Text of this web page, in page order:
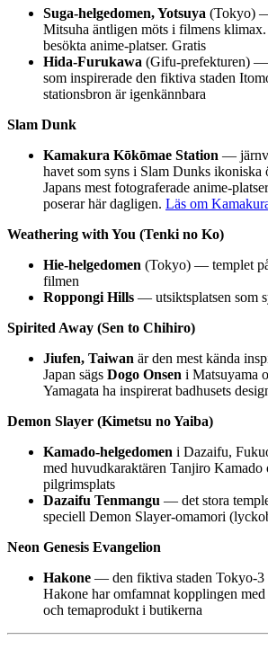
Suga-helgedomen, Yotsuya (Tokyo)
Mitsuha äntligen möts i filmens
besökta anime-platser. Gratis
Hida-Furukawa (Gifu-prefekturen) —
som inspirerade den fiktiva staden
stationsbron är igenkännbara
Slam Dunk
Kamakura Kōkōmae Station —
havet som syns i Slam Dunks ikoniska
Japans mest fotograferade anime-
poserar här dagligen. Läs om
Weathering with You (Tenki no Ko)
Hie-helgedomen (Tokyo) — templet
filmen
Roppongi Hills — utsiktsplatsen som
Spirited Away (Sen to Chihiro)
Jiufen, Taiwan är den mest kända
Japan sägs Dogo Onsen i Matsuyama
Yamagata ha inspirerat badhusets
Demon Slayer (Kimetsu no Yaiba)
Kamado-helgedomen i Dazaifu,
med huvudkaraktären Tanjiro Kamado
pilgrimsplats
Dazaifu Tenmangu — det stora
speciell Demon Slayer-omamori
Neon Genesis Evangelion
Hakone — den fiktiva staden Tokyo-3
Hakone har omfamnat kopplingen
och temaprodukt i butikerna